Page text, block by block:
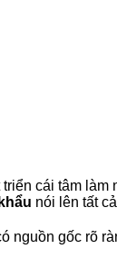
cái tâm làm
nói lên tất
nguồn gốc rõ